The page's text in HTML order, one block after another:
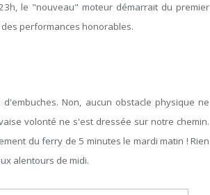
le "nouveau" moteur démarrait du premier
performances honorables.
Non, aucun obstacle physique ne
volonté ne s'est dressée sur notre chemin.
du ferry de 5 minutes le mardi matin ! Rien
alentours de midi.